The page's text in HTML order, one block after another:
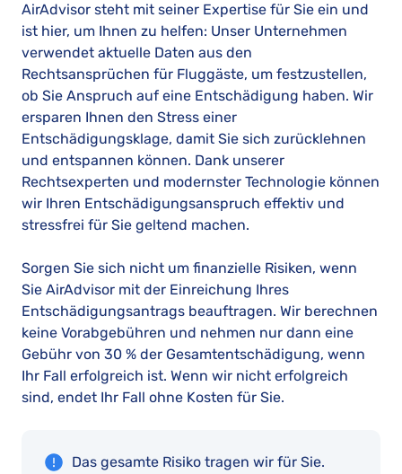
AirAdvisor steht mit seiner Expertise für Sie ein und
ist hier, um Ihnen zu helfen: Unser Unternehmen
verwendet aktuelle Daten aus den
Rechtsansprüchen für Fluggäste, um festzustellen,
ob Sie Anspruch auf eine Entschädigung haben. Wir
ersparen Ihnen den Stress einer
Entschädigungsklage, damit Sie sich zurücklehnen
und entspannen können. Dank unserer
Rechtsexperten und modernster Technologie können
wir Ihren Entschädigungsanspruch effektiv und
stressfrei für Sie geltend machen.
Sorgen Sie sich nicht um finanzielle Risiken, wenn
Sie AirAdvisor mit der Einreichung Ihres
Entschädigungsantrags beauftragen. Wir berechnen
keine Vorabgebühren und nehmen nur dann eine
Gebühr von 30 % der Gesamtentschädigung, wenn
Ihr Fall erfolgreich ist. Wenn wir nicht erfolgreich
sind, endet Ihr Fall ohne Kosten für Sie.
Das gesamte Risiko tragen wir für Sie.